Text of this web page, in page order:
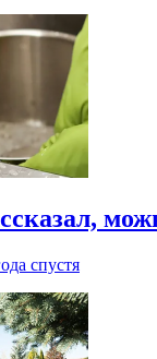
спустя